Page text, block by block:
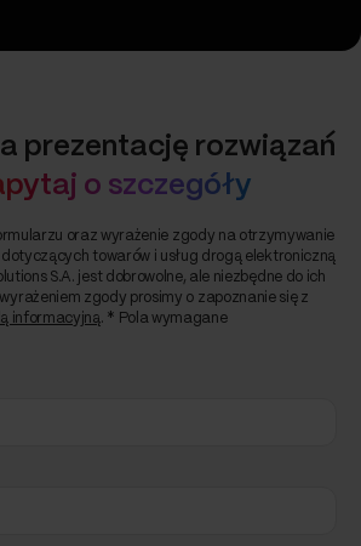
prezentację rozwiązań
o szczegóły
oraz wyrażenie zgody na otrzymywanie
towarów i usług drogą elektroniczną
S.A. jest dobrowolne, ale niezbędne do ich
zgody prosimy o zapoznanie się z
informacyjną. * Pola wymagane